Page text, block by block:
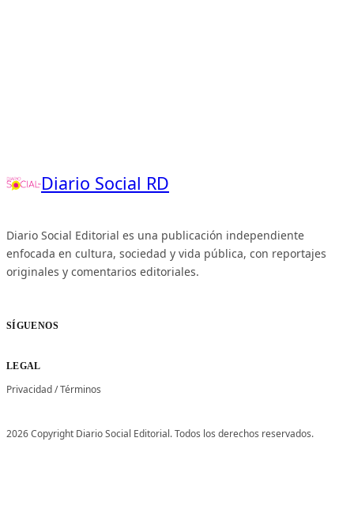
Diario Social RD
Diario Social Editorial es una publicación independiente
enfocada en cultura, sociedad y vida pública, con reportajes
originales y comentarios editoriales.
SÍGUENOS
LEGAL
Privacidad/Términos
2026 Copyright Diario Social Editorial. Todos los derechos reservados.